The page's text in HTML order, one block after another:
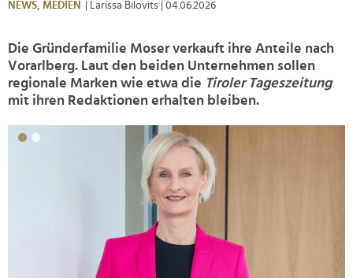
NEWS, MEDIEN | Larissa Bilovits | 04.06.2026
Die Gründerfamilie Moser verkauft ihre Anteile nach
Vorarlberg. Laut den beiden Unternehmen sollen
regionale Marken wie etwa die Tiroler Tageszeitung
mit ihren Redaktionen erhalten bleiben.